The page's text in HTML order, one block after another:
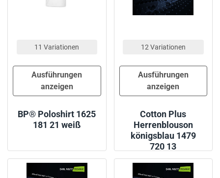
11 Variationen
Ausführungen
anzeigen
BP® Poloshirt 1625
181 21 weiß
12 Variationen
Ausführungen
anzeigen
Cotton Plus
Herrenblouson
königsblau 1479
720 13